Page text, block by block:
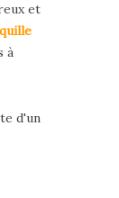
et
à
d'un